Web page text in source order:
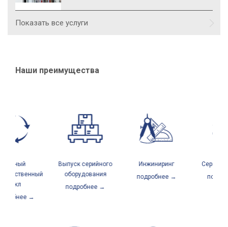
Показать все услуги
Наши преимущества
цикл
→
Выпуск серийного
оборудования
подробнее →
Инжиниринг
подробнее →